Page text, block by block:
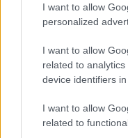
I want to allow
personalized
I want to allow
related to
device identifiers in
I want to allow
related to
Davidová má
ploténku a
ADÉLA ROČÁRKOVÁ
vítězstvím v Kontiolahti.
dlouho. Přihlásily se